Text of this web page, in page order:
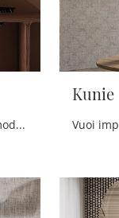
Vuoi valorizzare un'ambientazione moderna? Scopri la Carta da parati vinilica di Instabilelab: il modello Sakura ti sta aspettando!
Kunie